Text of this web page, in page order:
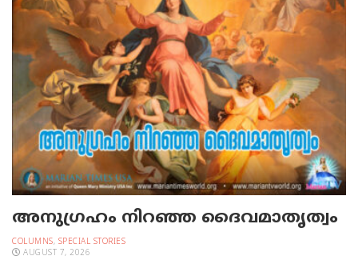
അനുഗ്രഹം നിറഞ്ഞ ദൈവമാതൃത്വം
COLUMNS, SPECIAL STORIES
AUGUST 7, 2026